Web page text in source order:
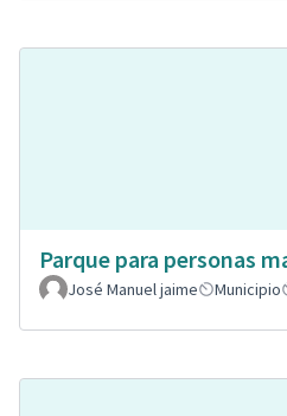
Parque para personas
José Manuel jaime
Municipio